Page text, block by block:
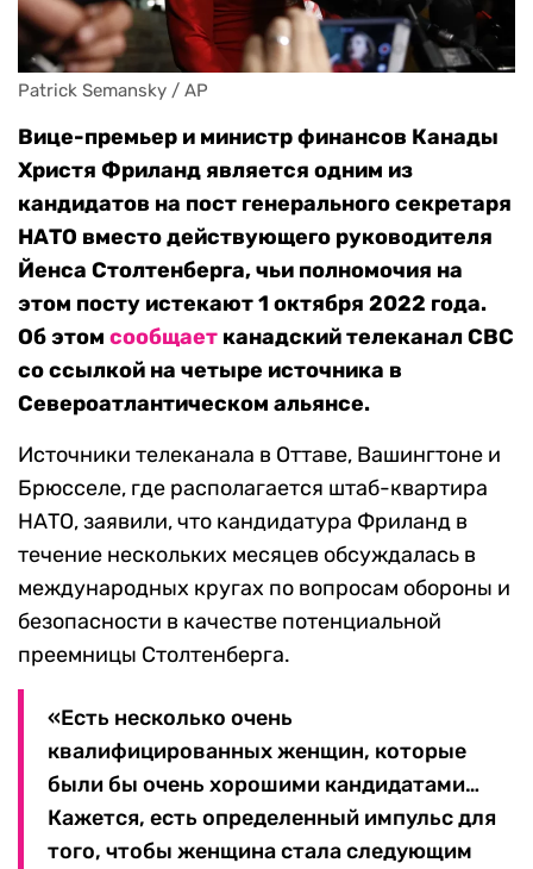
Patrick Semansky / AP
Вице-премьер и министр финансов Канады
Христя Фриланд является одним из
кандидатов на пост генерального секретаря
НАТО вместо действующего руководителя
Йенса Столтенберга, чьи полномочия на
этом посту истекают 1 октября 2022 года.
Об этом сообщает канадский телеканал CBC
со ссылкой на четыре источника в
Североатлантическом альянсе.
Источники телеканала в Оттаве, Вашингтоне и
Брюсселе, где располагается штаб-квартира
НАТО, заявили, что кандидатура Фриланд в
течение нескольких месяцев обсуждалась в
международных кругах по вопросам обороны и
безопасности в качестве потенциальной
преемницы Столтенберга.
«Есть несколько очень
квалифицированных женщин, которые
были бы очень хорошими кандидатами…
Кажется, есть определенный импульс для
того, чтобы женщина стала следующим